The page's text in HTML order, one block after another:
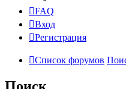
FAQ
Вход
Регистрация
Список форумов
Поиск